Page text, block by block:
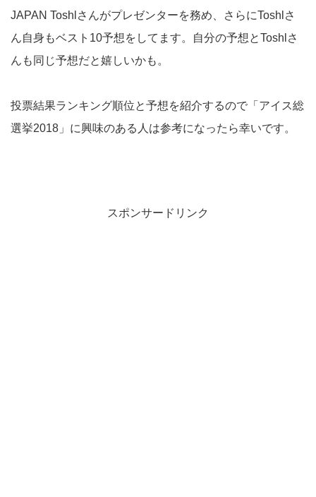
JAPAN Toshlさんがプレゼンターを務め、さらにToshlさ
ん自身もベスト10予想をしてます。自分の予想とToshlさ
んも同じ予想だと嬉しいかも。
投票結果ランキング順位と予想を紹介するので「アイス総
選挙2018」に興味のある人は参考になったら幸いです。
スポンサードリンク